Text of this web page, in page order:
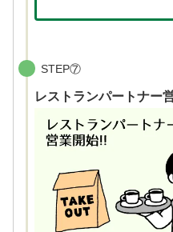
STEP⑦
レストランパートナー